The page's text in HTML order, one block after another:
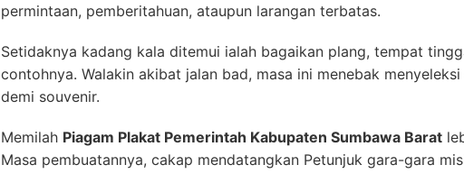
permintaan, pemberitahuan, ataupun larangan terbatas.
Setidaknya kadang kala ditemui ialah bagaikan plang, tempat
contohnya. Walakin akibat jalan bad, masa ini menebak
demi souvenir.
Memilah Piagam Plakat Pemerintah Kabupaten Sumbawa Barat
Masa pembuatannya, cakap mendatangkan Petunjuk gara-gara